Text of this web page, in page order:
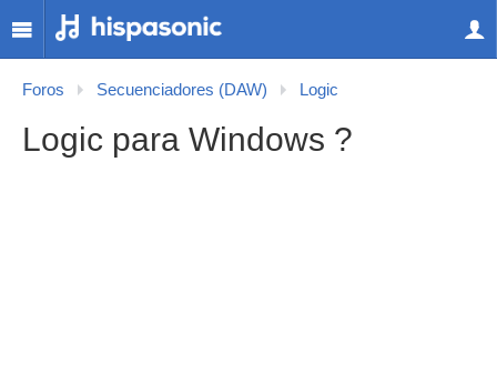
Foros Secuenciadores (DAW) Logic
Logic para Windows ?